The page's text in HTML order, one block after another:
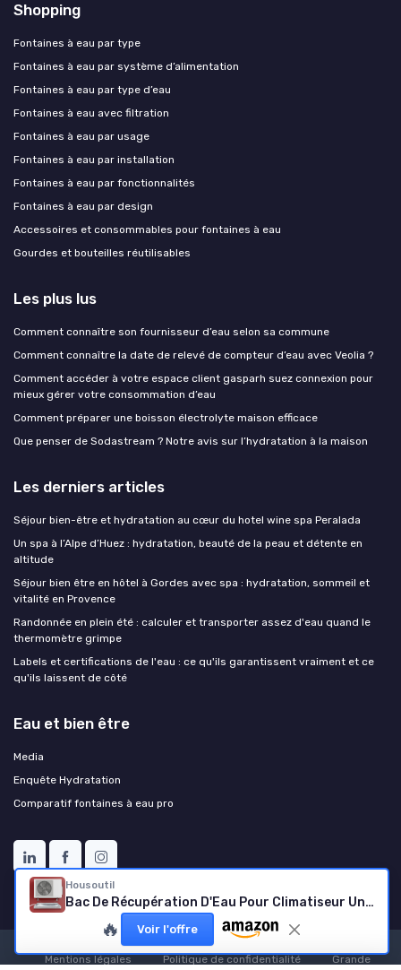
Housoutil
Bac De Récupération D'Eau Pour Climatiseur Unité Externe 40X40X1.2 Pouces Bac D'Égouttement Carré Avec Tuyau De Drainage Étanche Compatible Multiples Modèles
🔥 Voir l'offre
Shopping
Fontaines à eau par type
Fontaines à eau par système d’alimentation
Fontaines à eau par type d’eau
Fontaines à eau avec filtration
Fontaines à eau par usage
Fontaines à eau par installation
Fontaines à eau par fonctionnalités
Fontaines à eau par design
Accessoires et consommables pour fontaines à eau
Gourdes et bouteilles réutilisables
Les plus lus
Comment connaître son fournisseur d’eau selon sa commune
Comment connaître la date de relevé de compteur d’eau avec Veolia ?
Comment accéder à votre espace client gasparh suez connexion pour
mieux gérer votre consommation d’eau
Comment préparer une boisson électrolyte maison efficace
Que penser de Sodastream ? Notre avis sur l’hydratation à la maison
Les derniers articles
Séjour bien-être et hydratation au cœur du hotel wine spa Peralada
Un spa à l’Alpe d’Huez : hydratation, beauté de la peau et détente en
altitude
Séjour bien être en hôtel à Gordes avec spa : hydratation, sommeil et
vitalité en Provence
Randonnée en plein été : calculer et transporter assez d'eau quand le
thermomètre grimpe
Labels et certifications de l'eau : ce qu'ils garantissent vraiment et ce
qu'ils laissent de côté
Eau et bien être
Media
Enquête Hydratation
Comparatif fontaines à eau pro
Mentions légales Politique de confidentialité
Grande